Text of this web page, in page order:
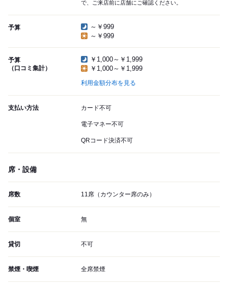
で、ご来店前に店舗にご確認ください。
予算
～￥999
～￥999
予算
（口コミ集計）
￥1,000～￥1,999
￥1,000～￥1,999
利用金額分布を見る
支払い方法 カード不可
電子マネー不可
QRコード決済不可
席・設備
席数 11席（カウンター席のみ）
個室 無
貸切 不可
禁煙・喫煙 全席禁煙